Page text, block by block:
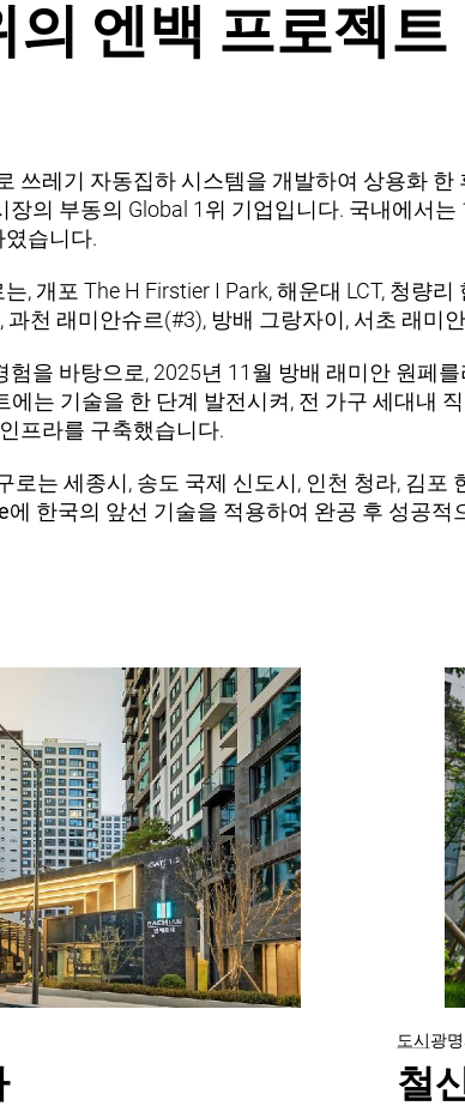
의 엔백 프로젝트
쓰레기 자동집하 시스템을 개발하여 상용화 한
장의 부동의 Global 1위 기업입니다. 국내에서
습니다.
, 개포 The H Firstier I Park, 해운대 LCT, 청량
과천 래미안슈르(#3), 방배 그랑자이, 서초 래미
을 바탕으로, 2025년 11월 방배 래미안 원페를
에는 기술을 한 단계 발전시켜, 전 가구 세대내
프라를 구축했습니다.
로는 세종시, 송도 국제 신도시, 인천 청라, 김
에 한국의 앞선 기술을 적용하여 완공 후 성공적
도시광
철